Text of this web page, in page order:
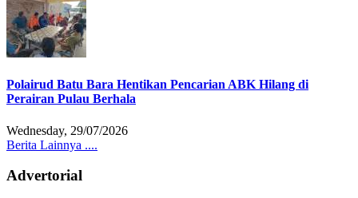
Polairud Batu Bara Hentikan Pencarian ABK Hilang di
Perairan Pulau Berhala
Wednesday, 29/07/2026
Berita Lainnya ....
Advertorial